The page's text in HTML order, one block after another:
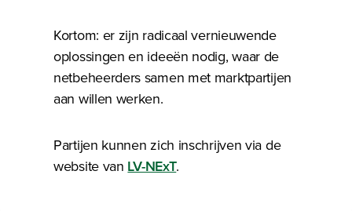
Kortom: er zijn radicaal vernieuwende
oplossingen en ideeën nodig, waar de
netbeheerders samen met marktpartijen
aan willen werken.
Partijen kunnen zich inschrijven via de
website van LV-NExT.